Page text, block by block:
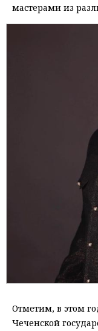
мастерами из
Отметим, в этом
Чеченской